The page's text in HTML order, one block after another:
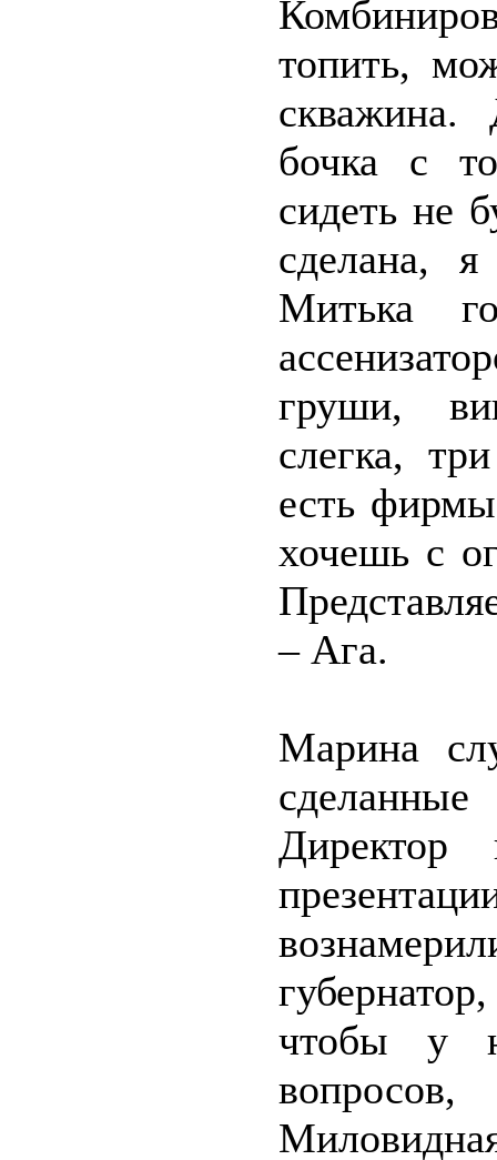
топить,
скважина.
бочка с
сидеть не
сделана,
Митька
груши,
слегка,
есть
хочешь с
– Ага.
Марина
Директор
чтобы у